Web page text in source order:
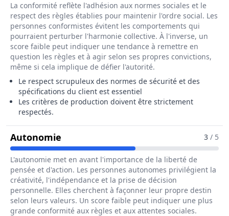
La conformité reflète l'adhésion aux normes sociales et le
respect des règles établies pour maintenir l'ordre social. Les
personnes conformistes évitent les comportements qui
pourraient perturber l'harmonie collective. À l'inverse, un
score faible peut indiquer une tendance à remettre en
question les règles et à agir selon ses propres convictions,
même si cela implique de défier l'autorité.
Le respect scrupuleux des normes de sécurité et des
spécifications du client est essentiel
Les critères de production doivent être strictement
respectés.
Autonomie Pour Le Métier De Sertisseur / 3 / 5
L'autonomie met en avant l'importance de la liberté de
pensée et d'action. Les personnes autonomes privilégient la
créativité, l'indépendance et la prise de décision
personnelle. Elles cherchent à façonner leur propre destin
selon leurs valeurs. Un score faible peut indiquer une plus
grande conformité aux règles et aux attentes sociales.